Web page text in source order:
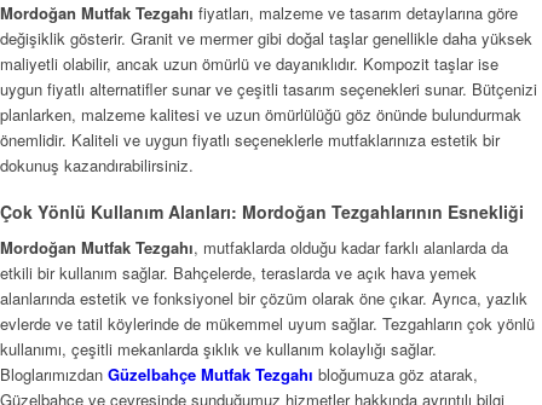
Mordoğan Mutfak Tezgahı fiyatları, malzeme ve tasarım detaylarına göre
değişiklik gösterir. Granit ve mermer gibi doğal taşlar genellikle daha yüksek
maliyetli olabilir, ancak uzun ömürlü ve dayanıklıdır. Kompozit taşlar ise
uygun fiyatlı alternatifler sunar ve çeşitli tasarım seçenekleri sunar. Bütçenizi
planlarken, malzeme kalitesi ve uzun ömürlülüğü göz önünde bulundurmak
önemlidir. Kaliteli ve uygun fiyatlı seçeneklerle mutfaklarınıza estetik bir
dokunuş kazandırabilirsiniz.
Çok Yönlü Kullanım Alanları: Mordoğan Tezgahlarının Esnekliği
Mordoğan Mutfak Tezgahı, mutfaklarda olduğu kadar farklı alanlarda da
etkili bir kullanım sağlar. Bahçelerde, teraslarda ve açık hava yemek
alanlarında estetik ve fonksiyonel bir çözüm olarak öne çıkar. Ayrıca, yazlık
evlerde ve tatil köylerinde de mükemmel uyum sağlar. Tezgahların çok yönlü
kullanımı, çeşitli mekanlarda şıklık ve kullanım kolaylığı sağlar.
Bloglarımızdan Güzelbahçe Mutfak Tezgahı bloğumuza göz atarak,
Güzelbahçe ve çevresinde sunduğumuz hizmetler hakkında ayrıntılı bilgi